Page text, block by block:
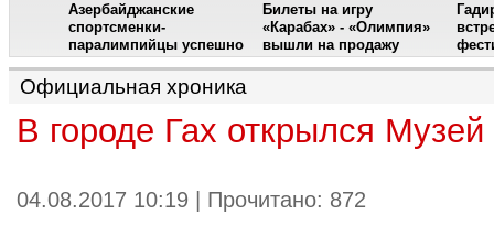
Азербайджанские
спортсменки-
паралимпийцы успешно
выступили на III
Международном
фестивале парашютного
Билеты на игру
«Карабах» - «Олимпия»
вышли на продажу
Официальная хроника
В городе Гах открылся
04.08.2017 10:19 | Прочитано: 872